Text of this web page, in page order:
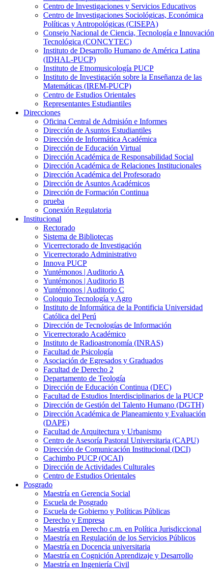
Centro de Investigaciones y Servicios Educativos
Centro de Investigaciones Sociológicas, Económica
Políticas y Antropológicas (CISEPA)
Consejo Nacional de Ciencia, Tecnología e Innovación
Tecnológica (CONCYTEC)
Instituto de Desarrollo Humano de América Latina
(IDHAL-PUCP)
Instituto de Etnomusicología PUCP
Instituto de Investigación sobre la Enseñanza de las
Matemáticas (IREM-PUCP)
Centro de Estudios Orientales
Representantes Estudiantiles
Direcciones
Oficina Central de Admisión e Informes
Dirección de Asuntos Estudiantiles
Dirección de Informática Académica
Dirección de Educación Virtual
Dirección Académica de Responsabilidad Social
Dirección Académica de Relaciones Institucionales
Dirección Académica del Profesorado
Dirección de Asuntos Académicos
Dirección de Formación Continua
prueba
Conexión Regulatoria
Institucional
Rectorado
Sistema de Bibliotecas
Vicerrectorado de Investigación
Vicerrectorado Administrativo
Innova PUCP
Yuntémonos | Auditorio A
Yuntémonos | Auditorio B
Yuntémonos | Auditorio C
Coloquio Tecnología y Agro
Instituto de Informática de la Pontificia Universidad
Católica del Perú
Dirección de Tecnologías de Información
Vicerrectorado Académico
Instituto de Radioastronomía (INRAS)
Facultad de Psicología
Asociación de Egresados y Graduados
Facultad de Derecho 2
Departamento de Teología
Dirección de Educación Continua (DEC)
Facultad de Estudios Interdisciplinarios de la PUCP
Dirección de Gestión del Talento Humano (DGTH)
Dirección Académica de Planeamiento y Evaluación
(DAPE)
Facultad de Arquitectura y Urbanismo
Centro de Asesoría Pastoral Universitaria (CAPU)
Dirección de Comunicación Institucional (DCI)
Cachimbo PUCP (OCAI)
Dirección de Actividades Culturales
Centro de Estudios Orientales
Posgrado
Maestría en Gerencia Social
Escuela de Posgrado
Escuela de Gobierno y Políticas Públicas
Derecho y Empresa
Maestría en Derecho c.m. en Política Jurisdiccional
Maestría en Regulación de los Servicios Públicos
Maestría en Docencia universitaria
Maestría en Cognición Aprendizaje y Desarrollo
Maestría en Ingeniería Civil